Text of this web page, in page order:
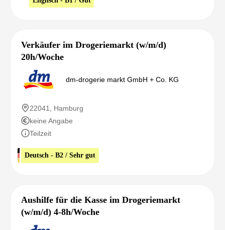
Verkäufer im Drogeriemarkt (w/m/d)
20h/Woche
dm-drogerie markt GmbH + Co. KG
22041, Hamburg
keine Angabe
Teilzeit
Deutsch - B2 / Sehr gut
Aushilfe für die Kasse im Drogeriemarkt
(w/m/d) 4-8h/Woche